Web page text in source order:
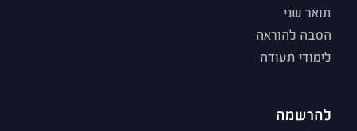
תואר שני
הסבה להוראה
לימודי תעודה
להרשמה